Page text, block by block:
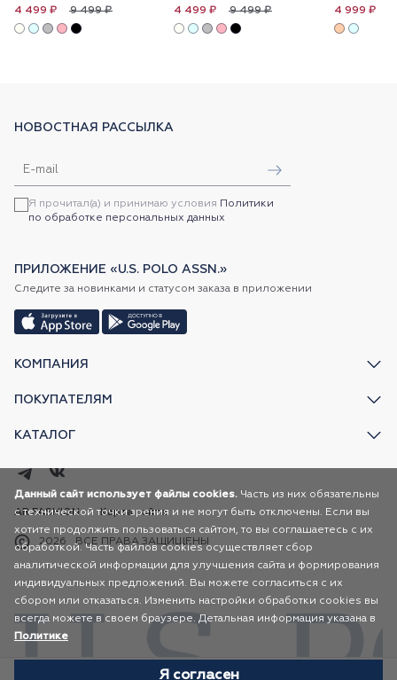
9 499 ₽
4 499 ₽ 9 499 ₽
4 499 ₽ 4 999 ₽
КОМПАНИЯ
ПОКУПАТЕЛЯМ
КАТАЛОГ
НОВОСТНАЯ РАССЫЛКА
Я прочитал(а) и принимаю условия Политики
по обработке персональных данных
ПРИЛОЖЕНИЕ «U.S. POLO ASSN.»
Следите за новинками и статусом заказа в приложении
2026 ВСЕ ПРАВА ЗАЩИЩЕНЫ
AR FASHION Карта сайта
Данный сайт использует файлы cookies. Часть из них обязательны
с технической точки зрения и не могут быть отключены. Если вы
хотите продолжить пользоваться сайтом, то вы соглашаетесь с их
обработкой. Часть файлов cookies осуществляет сбор
аналитической информации для улучшения сайта и формирования
индивидуальных предложений. Вы можете согласиться с их
сбором или отказаться. Изменить настройки обработки cookies вы
всегда можете в своем браузере. Детальная информация указана в
Политике
Я согласен